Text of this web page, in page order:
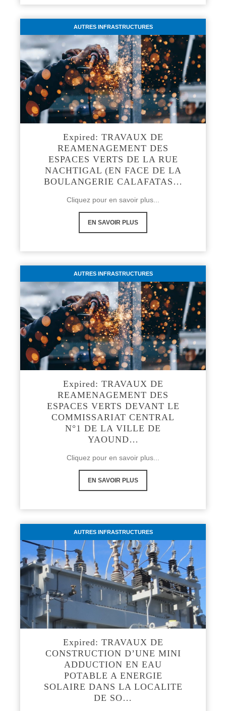
AUTRES INFRASTRUCTURES
Expired: TRAVAUX DE
REAMENAGEMENT DES
ESPACES VERTS DE LA RUE
NACHTIGAL (EN FACE DE LA
BOULANGERIE CALAFATAS…
Cliquez pour en savoir plus...
EN SAVOIR PLUS
AUTRES INFRASTRUCTURES
Expired: TRAVAUX DE
REAMENAGEMENT DES
ESPACES VERTS DEVANT LE
COMMISSARIAT CENTRAL
N°1 DE LA VILLE DE
YAOUND…
Cliquez pour en savoir plus...
EN SAVOIR PLUS
AUTRES INFRASTRUCTURES
Expired: TRAVAUX DE
CONSTRUCTION D’UNE MINI
ADDUCTION EN EAU
POTABLE A ENERGIE
SOLAIRE DANS LA LOCALITE
DE SO…